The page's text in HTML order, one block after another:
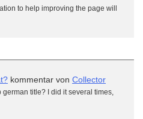
to help improving the page will
kommentar von Collector
title? I did it several times,